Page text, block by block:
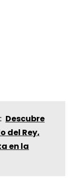
Descubre
del Rey,
en la